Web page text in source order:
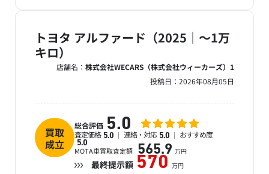
トヨタ アルファード（2025｜～1万
キロ）
店舗名： 株式会社WECARS（株式会社ウィーカーズ）1
投稿日： 2026年08月05日
買取
成立
総合評価 5.0
査定価格 5.0 連絡・対応 5.0 おすすめ度
5.0
MOTA車買取査定額 565.9 万円
最終提示額 570 万円